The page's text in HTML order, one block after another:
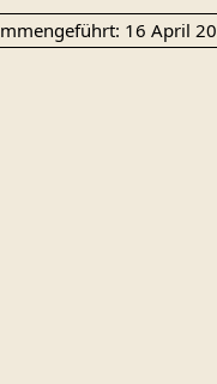
16 April